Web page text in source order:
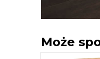
Może